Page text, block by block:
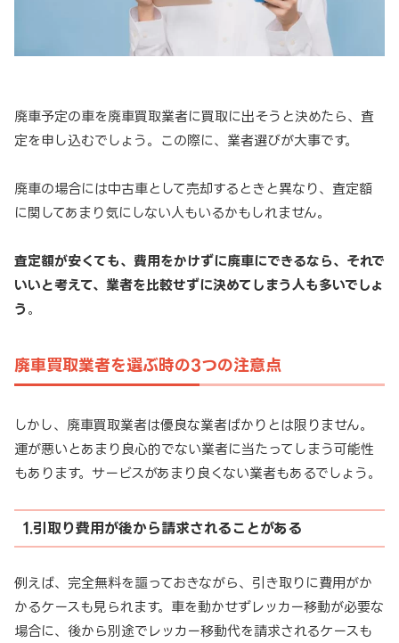
廃車予定の車を廃車買取業者に買取に出そうと決めたら、査
定を申し込むでしょう。この際に、業者選びが大事です。
廃車の場合には中古車として売却するときと異なり、査定額
に関してあまり気にしない人もいるかもしれません。
査定額が安くても、費用をかけずに廃車にできるなら、それで
いいと考えて、業者を比較せずに決めてしまう人も多いでしょ
う 。
廃車買取業者を選ぶ時の3つの注意点
しかし、廃車買取業者は優良な業者ばかりとは限りません。
運が悪いとあまり良心的でない業者に当たってしまう可能性
もあります。サービスがあまり良くない業者もあるでしょう。
1.引取り費用が後から請求されることがある
例えば、完全無料を謳っておきながら、引き取りに費用がか
かるケースも見られます。車を動かせずレッカー移動が必要な
場合に、後から別途でレッカー移動代を請求されるケースも